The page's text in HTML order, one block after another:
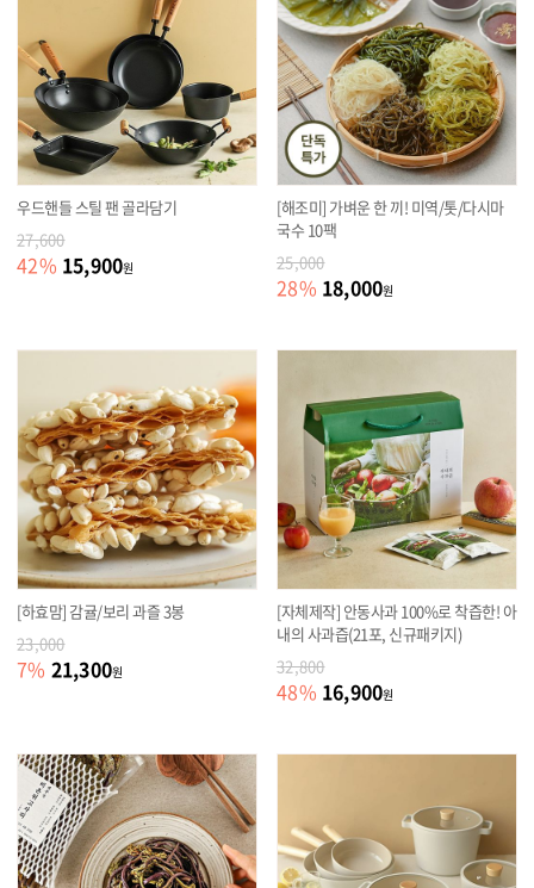
우드핸들 스틸 팬 골라담기
27,600
42% 15,900원
[해조미] 가벼운 한 끼! 미역/톳/다시마
국수 10팩
25,000
28% 18,000원
[하효맘] 감귤/보리 과즐 3봉
23,000
7% 21,300원
[자체제작] 안동사과 100%로 착즙한! 아
내의 사과즙(21포, 신규패키지)
32,800
48% 16,900원